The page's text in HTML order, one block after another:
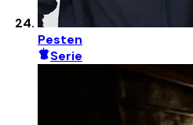
Pesten
Serie